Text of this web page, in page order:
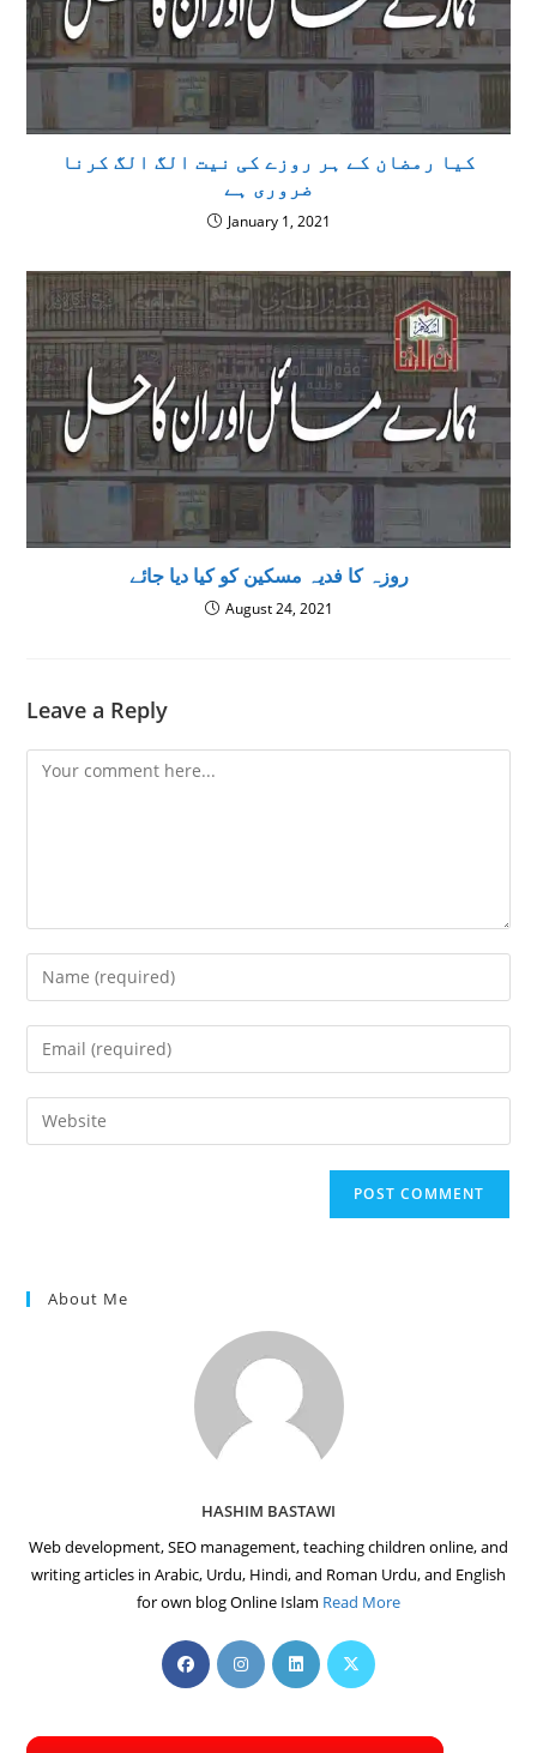
کیا رمضان کے ہر روزے کی نیت الگ الگ کرنا
ضروری ہے
January 1, 2021
روزہ کا فدیہ مسکین کو کیا دیا جائے
August 24, 2021
Leave a Reply
Comment
Enter
your
name
comment
Enter
your
email
address
Enter
your
About Me
HASHIM BASTAWI
Web development, SEO management, teaching children online, and
writing articles in Arabic, Urdu, Hindi, and Roman Urdu, and English
for own blog Online Islam Read More
Opens
in
new
Opens
in
new
Opens
in
new
Opens
new